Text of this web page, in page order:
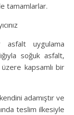
tamamlarlar.
asfalt uygulama
soğuk asfalt,
kapsamlı bir
adamıştır ve
teslim ilkesiyle